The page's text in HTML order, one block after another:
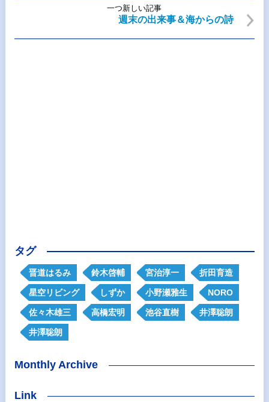
一つ新しい記事
週末の出来事＆海からの詩
タグ
晋道はるみ 鈴木啓輔 宮治淳一 折田育造
星空リビング しずか 小野瀬雅生 NORO
佐々木雄三 高橋宏明 池谷直樹 井澤聡朗
井澤聡朗
Monthly Archive
Link